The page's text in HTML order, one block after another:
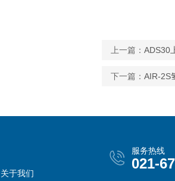
上一篇： ADS30
下一篇： AIR-2S
关于我们
服务热线
021-